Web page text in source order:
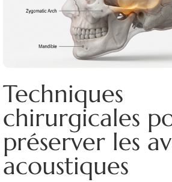
Techniques
chirurgicales
préserver les
acoustiques